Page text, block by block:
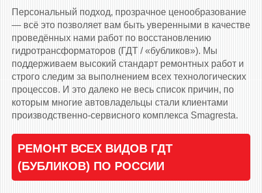
Персональный подход, прозрачное ценообразование
— всё это позволяет вам быть уверенными в качестве
проведённых нами работ по восстановлению
гидротрансформаторов (ГДТ / «бубликов»). Мы
поддерживаем высокий стандарт ремонтных работ и
строго следим за выполнением всех технологических
процессов. И это далеко не весь список причин, по
которым многие автовладельцы стали клиентами
производственно-сервисного комплекса Smagresta.
РЕМОНТ ВСЕХ ВИДОВ ГДТ
(БУБЛИКОВ) ПО РОССИИ